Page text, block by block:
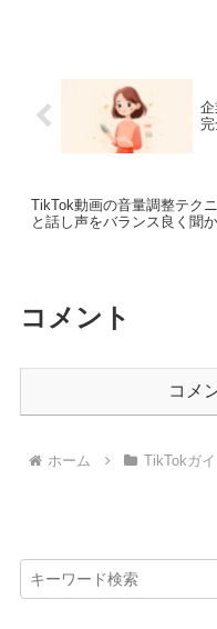
企
TikTok動画の音量調整テク
と話し声をバランス良く聞
コメント
コメ
ホーム TikTokガイ